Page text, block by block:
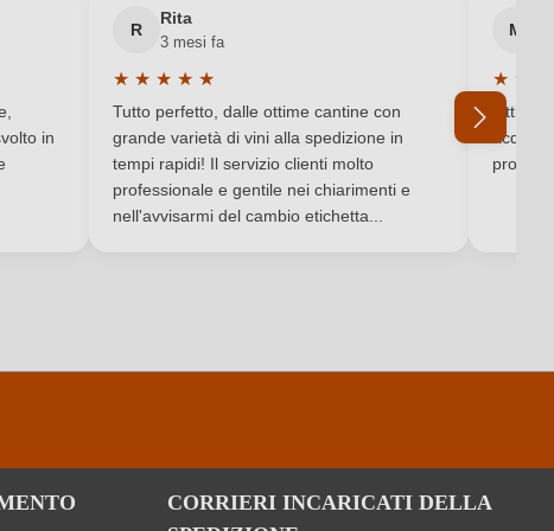
007 P16A
Tappo in sughero pressato
0.5 g
Ho dimenticato la mia password.
in
R
Rita
3 mesi fa
★ ★ ★ ★ ★
Valutazione media di 5 su 5 stelle
Tutto perfetto, dalle ottime cantine con
grande varietà di vini alla spedizione in
tempi rapidi! Il servizio clienti molto
professionale e gentile nei chiarimenti e
nell'avvisarmi del cambio etichetta...
M
★ ★
Ottimo
CORRIERI INCARICATI DELLA